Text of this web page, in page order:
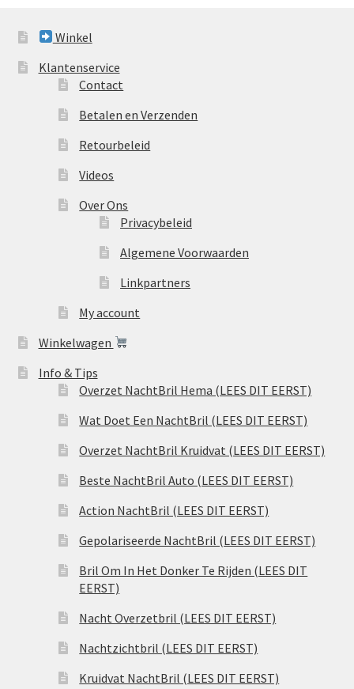
Winkel
Klantenservice
Contact
Betalen en Verzenden
Retourbeleid
Videos
Over Ons
Privacybeleid
Algemene Voorwaarden
Linkpartners
My account
Winkelwagen
Info & Tips
Overzet NachtBril Hema (LEES DIT EERST)
Wat Doet Een NachtBril (LEES DIT EERST)
Overzet NachtBril Kruidvat (LEES DIT EERST)
Beste NachtBril Auto (LEES DIT EERST)
Action NachtBril (LEES DIT EERST)
Gepolariseerde NachtBril (LEES DIT EERST)
Bril Om In Het Donker Te Rijden (LEES DIT
EERST)
Nacht Overzetbril (LEES DIT EERST)
Nachtzichtbril (LEES DIT EERST)
Kruidvat NachtBril (LEES DIT EERST)